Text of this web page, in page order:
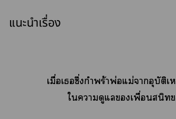
แนะนำเรื่อง
เมื่อเซึ่งกำพร้าพ่อแม่าอุบัติเ
ใาดูแลเพื่อนสนิท